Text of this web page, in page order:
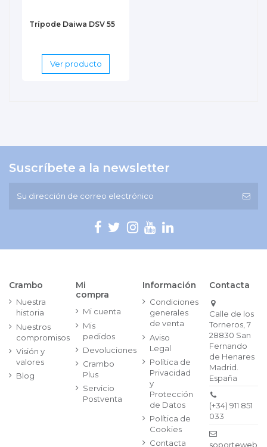
Trípode Daiwa DSV 55
Ver producto
Suscríbete a la newsletter
Crambo
Nuestra
historia
Nuestros
compromisos
Visión y
valores
Blog
Mi
compra
Mi cuenta
Mis
pedidos
Devoluciones
Crambo
Plus
Servicio
Postventa
Información
Condiciones
generales
de venta
Aviso
Legal
Política de
Privacidad
y
Protección
de Datos
Política de
Cookies
Contacta
Contacta
Calle de los
Torneros, 7
28830 San
Fernando
de Henares
Madrid.
España
(+34) 911 851
033